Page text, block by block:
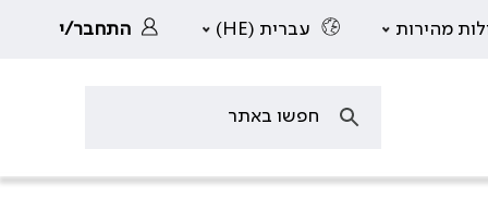
מהירות עברית (HE) התחבר/י